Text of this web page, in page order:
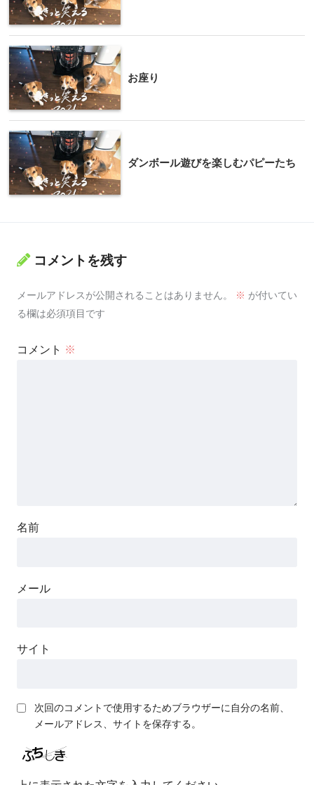
お座り
ダンボール遊びを楽しむパピーたち
コメントを残す
メールアドレスが公開されることはありません。 ※ が付いてい
る欄は必須項目です
コメント ※
名前
メール
サイト
次回のコメントで使用するためブラウザーに自分の名前、
メールアドレス、サイトを保存する。